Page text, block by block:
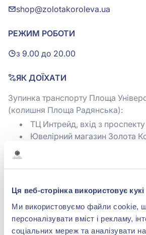
Ця веб-сторінка використовує кукі
Ми використовуємо файли cookie,
персоналізувати вміст і рекламу,
соціальних мереж та аналізувати
shop@zolotakoroleva.ua
РЕЖИМ РОБОТИ
з 9.00 до 20.00
ЯК ДОЇХАТИ
Зупинка транспорту Площа
(колишня Площа Радянська):
ТЦ Интрейд, вхід з
Ювелірний магазин Золота
розташований на 1 поверсі